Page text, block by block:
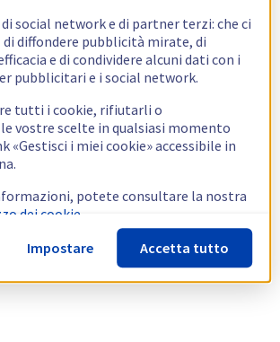
social network e di partner terzi: che ci
diffondere pubblicità mirate, di
e di condividere alcuni dati con i
pubblicitari e i social network.
tutti i cookie, rifiutarli o
vostre scelte in qualsiasi momento
«Gestisci i miei cookie» accessibile in
potete consultare la nostra
dei cookie.
Impostare
Accetta tutto